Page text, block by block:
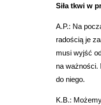
Siła tkwi w
A.P.: Na
radością je
musi wyjść
na ważności.
do niego.
K.B.: